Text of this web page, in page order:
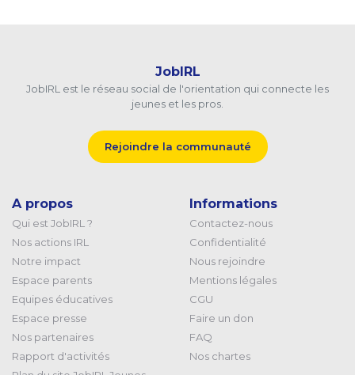
JobIRL
JobIRL est le réseau social de l'orientation qui connecte les
jeunes et les pros.
Rejoindre la communauté
A propos
Qui est JobIRL ?
Nos actions IRL
Notre impact
Espace parents
Equipes éducatives
Espace presse
Nos partenaires
Rapport d'activités
Informations
Contactez-nous
Confidentialité
Nous rejoindre
Mentions légales
CGU
Faire un don
FAQ
Nos chartes